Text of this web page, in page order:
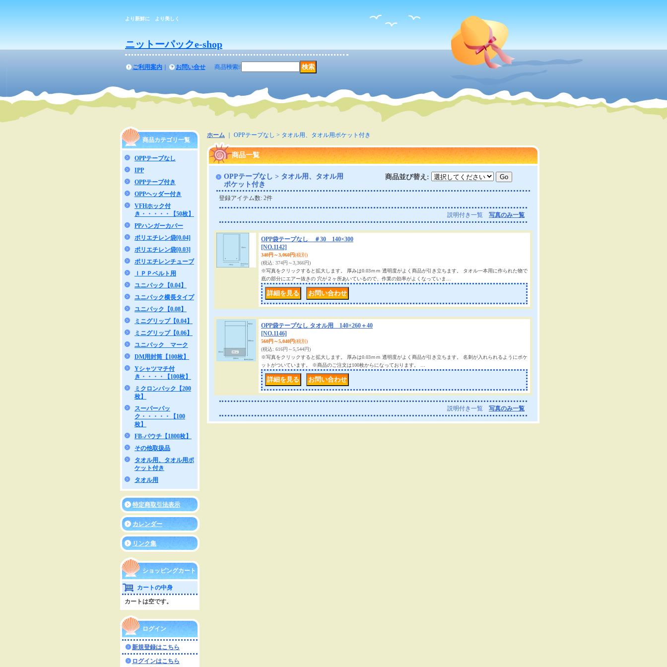
より新鮮に より美しく
ニットーパックe-shop
ご利用案内 お問い合せ 商品検索:
商品カテゴリ一覧
OPPテープなし
IPP
OPPテープ付き
OPPヘッダー付き
VFHホック付
き・・・・・【50枚】
PPハンガーカバー
ポリエチレン袋[0.04]
ポリエチレン袋[0.03]
ポリエチレンチューブ
ＩＰＰベルト用
ユニパック【0.04】
ユニパック横長タイプ
ユニパック【0.08】
ミニグリップ【0.04】
ミニグリップ【0.06】
ユニパック マーク
DM用封筒【100枚】
Yシャツマチ付
き・・・・【100枚】
ミクロンパック【200
枚】
スーパーパッ
ク・・・・・【100
枚】
FB-パウチ【1800枚】
その他取扱品
タオル用、タオル用ポ
ケット付き
タオル用
特定商取引法表示
カレンダー
リンク集
ショッピングカート
カートの中身
カートは空です。
ログイン
新規登録はこちら
ログインはこちら
ホーム OPPテープなし > タオル用、タオル用ポケット付き
商品一覧
OPPテープなし > タオル用、タオル用
ポケット付き
商品並び替え :
登録アイテム数: 2件
説明付き一覧 写真のみ一覧
OPP袋テープなし ＃30 140×300
[NO.1142]
340円～3,060円(税別)
(税込: 374円～3,366円)
※写真をクリックすると拡大します。 厚みは0.03ｍｍ 透明度がよく商品が引き立ちます。 タオル一本用に作られた物で
底の部分にエアー抜きの 穴が２ヶ所あいているので、作業の効率がよくなっていま…
OPP袋テープなし タオル用 140×260＋40
[NO.1146]
560円～5,040円(税別)
(税込: 616円～5,544円)
※写真をクリックすると拡大します。 厚みは0.03ｍｍ 透明度がよく商品が引き立ちます。 名刺が入れられるようにポケ
ットがついています。 ※商品のご注文は100枚からになっております。 …
説明付き一覧 写真のみ一覧